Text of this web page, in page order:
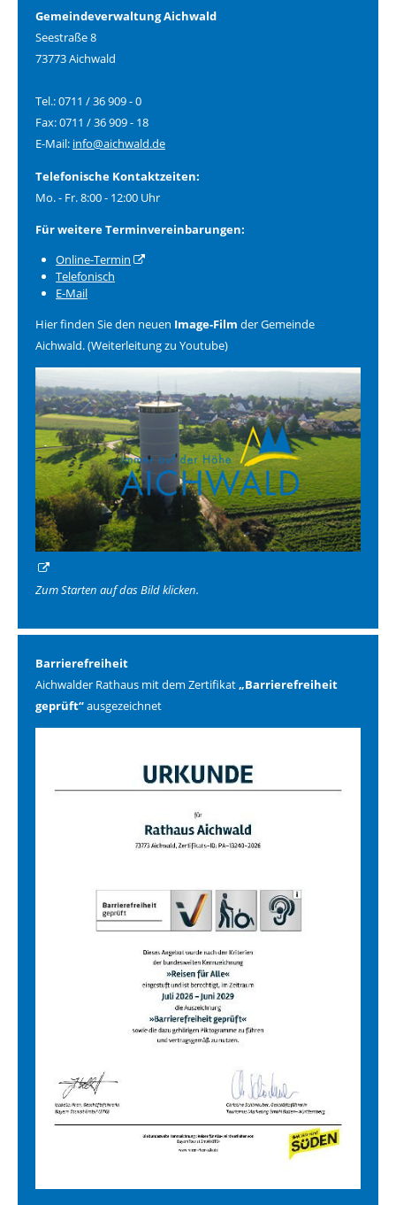
Gemeindeverwaltung Aichwald
Seestraße 8
73773 Aichwald
Tel.: 0711 / 36 909 - 0
Fax: 0711 / 36 909 - 18
E-Mail: info@aichwald.de
Telefonische Kontaktzeiten:
Mo. - Fr. 8:00 - 12:00 Uhr
Für weitere Terminvereinbarungen:
Online-Termin
Telefonisch
E-Mail
Hier finden Sie den neuen Image-Film der Gemeinde
Aichwald. (Weiterleitung zu Youtube)
Zum Starten auf das Bild klicken.
Barrierefreiheit
Aichwalder Rathaus mit dem Zertifikat„Barrierefreiheit
geprüft“ausgezeichnet